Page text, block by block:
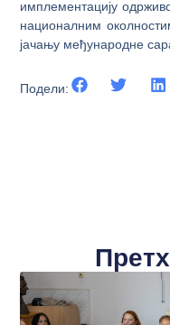
имплементацију
националним
јачању међународне
Подели: